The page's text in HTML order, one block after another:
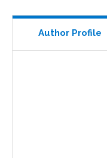
Author Profile